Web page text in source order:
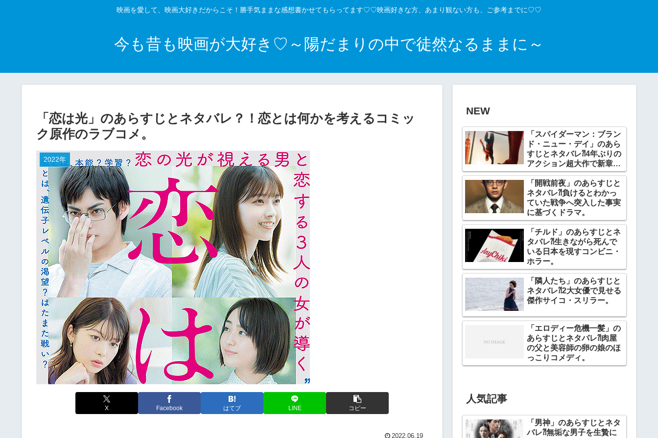
映画を愛して、映画大好きだからこそ！勝手気ままな感想書かせてもらってます♡♡映画好きな方、あまり観ない方も、ご参考までに♡♡
今も昔も映画が大好き♡～陽だまりの中で徒然なるままに～
「恋は光」のあらすじとネタバレ？！恋とは何かを考えるコミッ
ク原作のラブコメ。
2022年
X Facebook はてブ LINE コピー
2022.06.19
NEW
「スパイダーマン：ブラン
ド・ニュー・デイ」のあら
すじとネタバレ⁈4年ぶりの
アクション超大作で新章開
幕。
「開戦前夜」のあらすじと
ネタバレ⁈負けるとわかっ
ていた戦争へ突入した事実
に基づくドラマ。
「チルド」のあらすじとネ
タバレ⁈生きながら死んで
いる日本を現すコンビニ・
ホラー。
「隣人たち」のあらすじと
ネタバレ⁈2大女優で見せる
傑作サイコ・スリラー。
「エロディー危機一髪」の
あらすじとネタバレ⁈肉屋
の父と美容師の卵の娘のほ
っこりコメディ。
人気記事
「男神」のあらすじとネタ
バレ⁈無垢な男子を生贄に